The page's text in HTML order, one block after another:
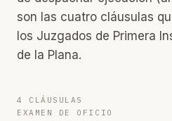
son las cuatro cláusulas
los Juzgados de Primera
de la Plana.
4 CLÁUSULAS
EXAMEN DE OFICIO